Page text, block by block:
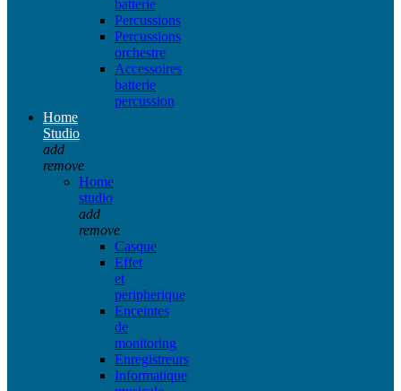
batterie
Percussions
Percussions
orchestre
Accessoires
batterie
percussion
Home
Studio
add
remove
Home
studio
add
remove
Casque
Effet
et
peripherique
Enceintes
de
monitoring
Enregistreurs
Informatique